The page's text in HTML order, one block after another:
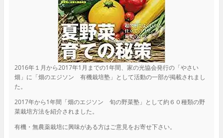
2016年１月から2017年1月までの1年間、家の光協会発行の「やさい
畑」に「畑のエジソン 有機栽培塾」として活動の一部が掲載されまし
た。
2017年から1年間「畑のエジソン 旬の野菜塾」として約６０種類の野
菜栽培方法を紹介されました。
有機・無農薬栽培に興味がある方はご意見をお寄せ下さい。